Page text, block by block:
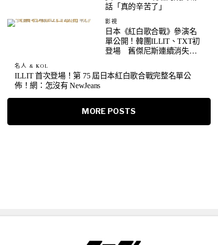
話「真的辛苦了」
影視
日本《紅白歌合戰》參演名
單公開！韓團ILLIT、TXT初
登場 舊傑尼斯連續消失兩
名人 & KOL
ILLIT 首次登場！第 75 屆日本紅白歌合戰完整名單公
佈！網：怎沒有 NewJeans
MORE POSTS